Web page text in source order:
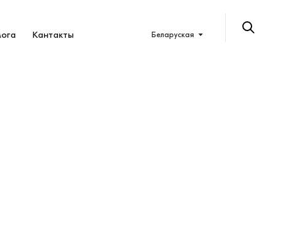
Кантакты Беларуская